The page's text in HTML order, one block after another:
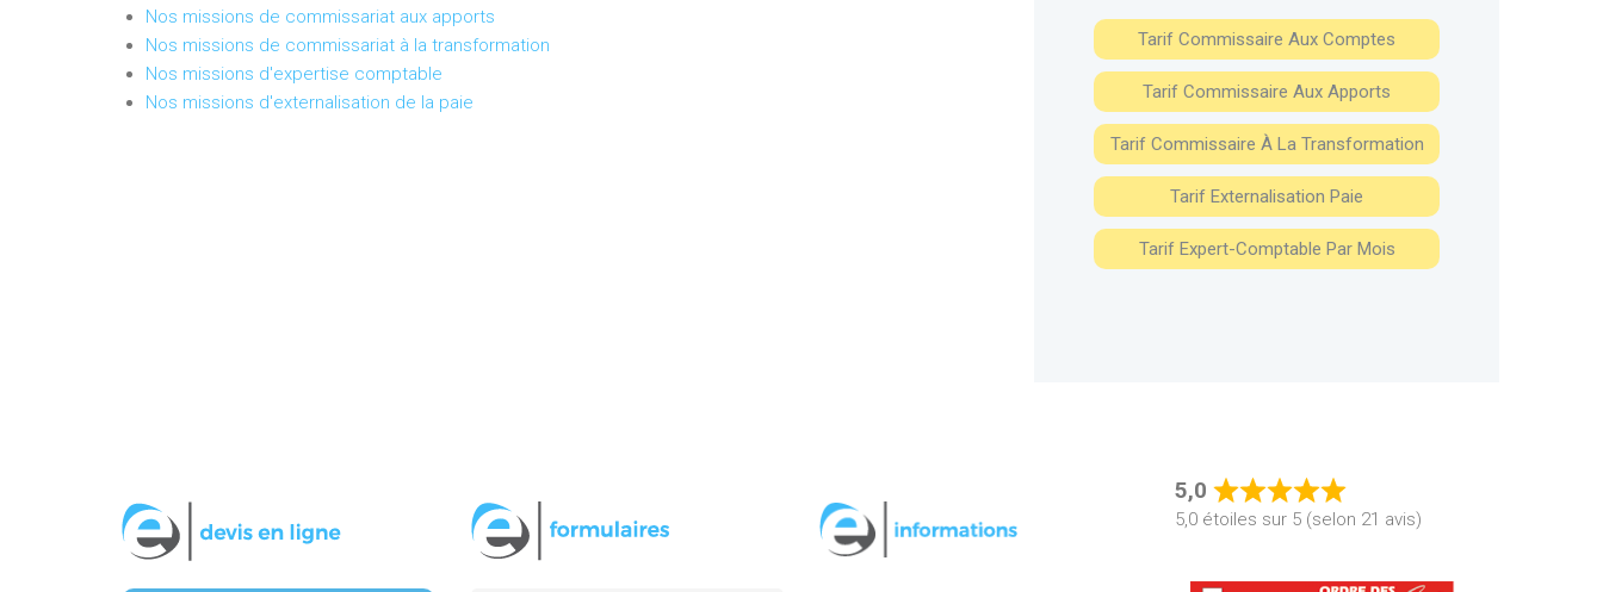
Nos missions de commissariat aux apports
Nos missions de commissariat à la transformation
Nos missions d'expertise comptable
Nos missions d'externalisation de la paie
Tarif Commissaire Aux Comptes
Tarif Commissaire Aux Apports
Tarif Commissaire À La Transformation
Tarif Externalisation Paie
Tarif Expert-Comptable Par Mois
5,0
Rated
5,0
5,0 étoiles sur 5 (selon 21 avis)